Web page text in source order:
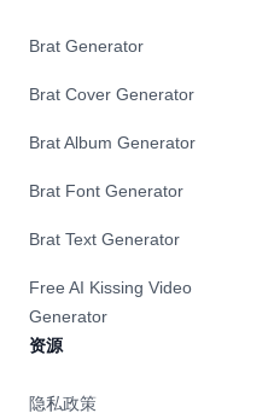
Brat Generator
Brat Cover Generator
Brat Album Generator
Brat Font Generator
Brat Text Generator
Free AI Kissing Video
Generator
资源
隐私政策